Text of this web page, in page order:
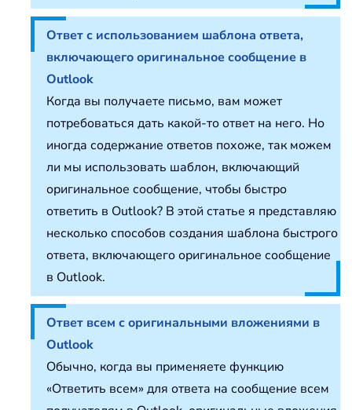
Ответ с использованием шаблона ответа,
включающего оригинальное сообщение в
Outlook
Когда вы получаете письмо, вам может
потребоваться дать какой-то ответ на него. Но
иногда содержание ответов похоже, так можем
ли мы использовать шаблон, включающий
оригинальное сообщение, чтобы быстро
ответить в Outlook? В этой статье я представляю
несколько способов создания шаблона быстрого
ответа, включающего оригинальное сообщение
в Outlook.
Ответ всем с оригинальными вложениями в
Outlook
Обычно, когда вы применяете функцию
«Ответить всем» для ответа на сообщение всем